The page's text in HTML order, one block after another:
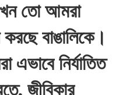
তো আমরা
করছে বাঙালিকে।
এভাবে নির্যাতিত
জীবিকার